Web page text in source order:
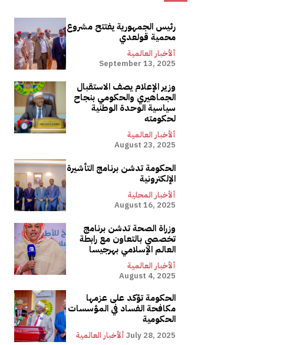
رئيس الجمهورية يفتتح مشروع
محمية قولعدي
ألأخبار العالمية
September 13, 2025
وزير الإعلام يصف الاستقبال
الجماهيري والحكومي بنجاح
سياسية الوحدة الوطنية
لحكومته
ألأخبار العالمية
August 23, 2025
الحكومة تدشن برنامج التأشيرة
الإلكترونية
ألأخبار المحلية
August 16, 2025
وزراة الصحة تدشن برنامج
تخصصي بالتعاون مع رابطة
العالم الإسلامي بهرجيسا
ألأخبار العالمية
August 4, 2025
الحكومة تؤكد على عزمها
مكافحة الفساد في المؤسسات
الحكومية
ألأخبار العالمية July 28, 2025